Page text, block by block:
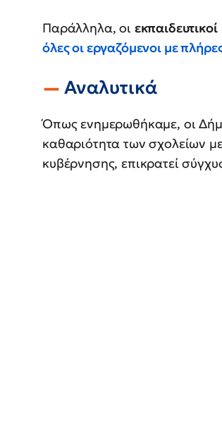
Παράλληλα, οι εκπαιδευτικοί
όλες οι εργαζόμενοι με
Αναλυτικά
Όπως ενημερωθήκαμε, οι
καθαριότητα των σχολείων
κυβέρνησης, επικρατεί